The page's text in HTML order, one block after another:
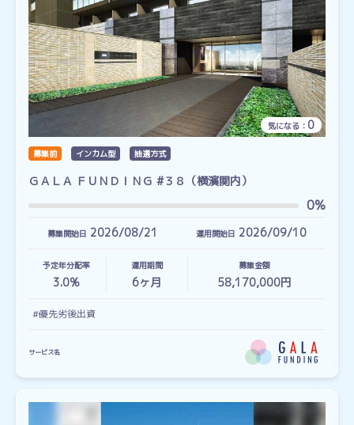
気になる： 0
募集前 インカム型 抽選方式
ＧＡＬＡ ＦＵＮＤＩＮＧ #３８（横濱関内）
0%
募集開始日 2026/08/21 運用開始日 2026/09/10
予定年分配率
3.0%
運用期間
6ヶ月
募集金額
58,170,000円
#優先劣後出資
サービス名